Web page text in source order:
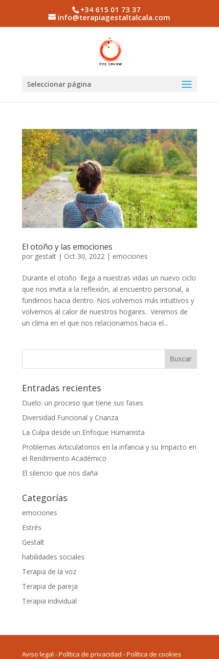
+34 615 01 73 37
info@terapiagestaltalcala.com
Seleccionar página
El otoño y las emociones
por gestalt| Oct 30, 2022 | emociones
Durante el otoño llega a nuestras vidas un nuevo ciclo
que nos invita a la reflexión, al encuentro personal, a
fundirnos hacia dentro. Nos volvemos más intuitivos y
volvemos al calor de nuestros hogares. Venimos de
un clima en el que nos relacionamos hacia el...
Entradas recientes
Duelo: un proceso que tiene sus fases
Diversidad Funcional y Crianza
La Culpa desde un Enfoque Humanista
Problemas Articulatorios en la infancia y su Impacto en
el Rendimiento Académico
El silencio que nos daña
Categorías
emociones
Estrés
Gestalt
habilidades sociales
Terapia de la voz
Terapia de pareja
Terapia individual
Aviso legal -Política de privacidad -Política de cookies